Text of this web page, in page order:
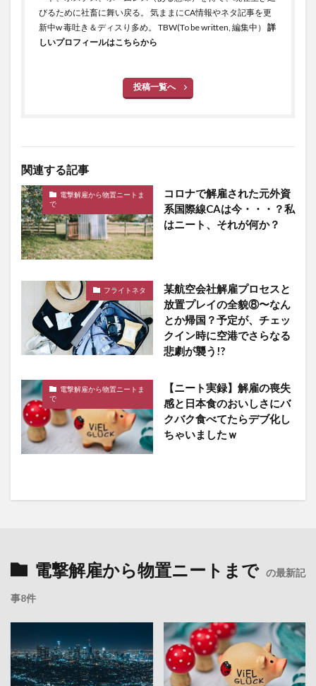
びるために社畜に舞い戻る。 気ままにCA情報やネタ記事を更
新中w 毒吐き＆ディスり多め。 TBW(To be written, 編集中） 詳
しいプロフィールはこちらから
投稿一覧へ
関連する記事
電撃解雇から物置ニートま
で
コロナで解雇された元外資
系国際線CAは今・・・？私
はニート、それが何か？
フライトネタ
某航空会社解雇プロセスと
放置プレイの全貌⑧〜なん
とか帰国？予定が、チェッ
クイン時に空港でさらなる
悲劇が襲う!?
電撃解雇から物置ニートま
で
【ニート実録】解雇の喪失
感と日本食のおいしさにバ
クバク食べてたらデブ化し
ちゃいましたｗ
電撃解雇から物置ニートまで の最新記
事8件